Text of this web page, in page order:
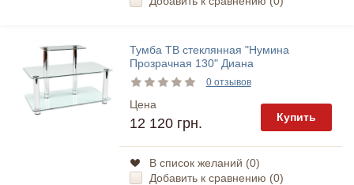
Тумба ТВ стеклянная "Нумина
Прозрачная 130" Диана
0 отзывов
Цена
12 120 грн. Купить
В список желаний (0)
Добавить к сравнению (0)